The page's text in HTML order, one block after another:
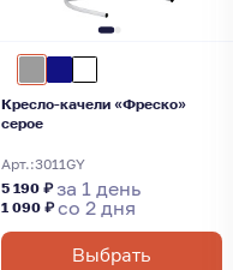
Кресло-качели «Фреско»
серое
Арт.:3011GY
5 190 ₽ за 1 день
1 090 ₽со 2 дня
Выбрать